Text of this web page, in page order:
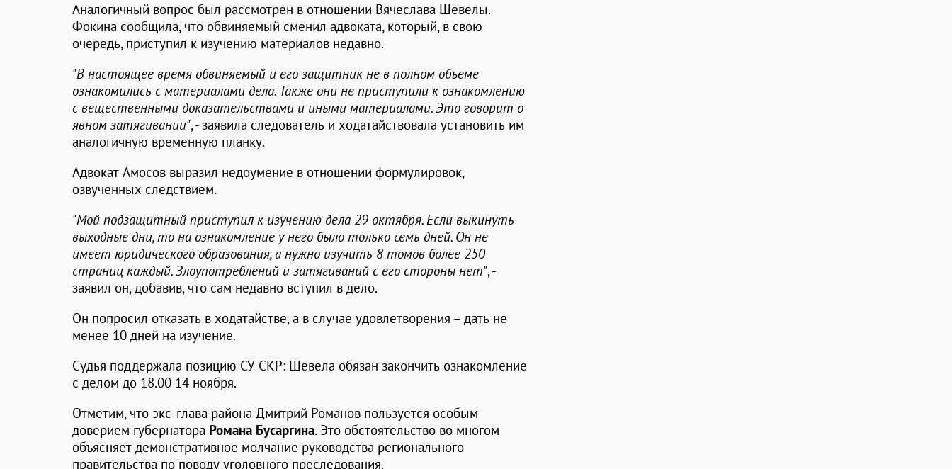
Аналогичный вопрос был рассмотрен в отношении Вячеслава Шевелы.
Фокина сообщила, что обвиняемый сменил адвоката, который, в свою
очередь, приступил к изучению материалов недавно.
"В настоящее время обвиняемый и его защитник не в полном объеме
ознакомились с материалами дела. Также они не приступили к ознакомлению
с вещественными доказательствами и иными материалами. Это говорит о
явном затягивании", - заявила следователь и ходатайствовала установить им
аналогичную временную планку.
Адвокат Амосов выразил недоумение в отношении формулировок,
озвученных следствием.
"Мой подзащитный приступил к изучению дела 29 октября. Если выкинуть
выходные дни, то на ознакомление у него было только семь дней. Он не
имеет юридического образования, а нужно изучить 8 томов более 250
страниц каждый. Злоупотреблений и затягиваний с его стороны нет", -
заявил он, добавив, что сам недавно вступил в дело.
Он попросил отказать в ходатайстве, а в случае удовлетворения – дать не
менее 10 дней на изучение.
Судья поддержала позицию СУ СКР: Шевела обязан закончить ознакомление
с делом до 18.00 14 ноября.
Отметим, что экс-глава района Дмитрий Романов пользуется особым
доверием губернатора Романа Бусаргина. Это обстоятельство во многом
объясняет демонстративное молчание руководства регионального
правительства по поводу уголовного преследования.